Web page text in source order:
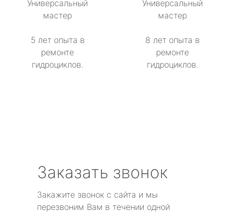
Универсальный
мастер
5 лет опыта в
ремонте
гидроциклов.
Универсальный
мастер
8 лет опыта в
ремонте
гидроциклов.
Заказать звонок
Закажите звонок с сайта и мы
перезвоним Вам в течении одной